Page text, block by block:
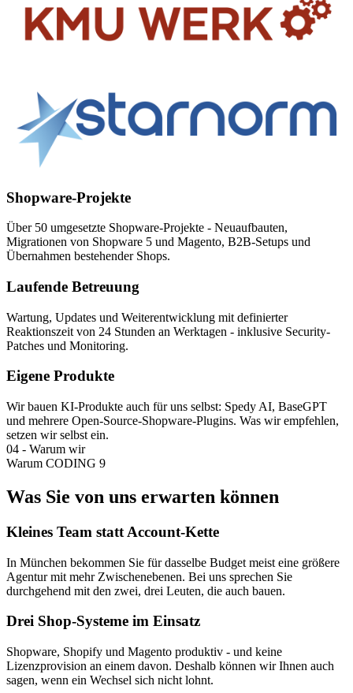
Shopware-Projekte
Über 50 umgesetzte Shopware-Projekte - Neuaufbauten,
Migrationen von Shopware 5 und Magento, B2B-Setups und
Übernahmen bestehender Shops.
Laufende Betreuung
Wartung, Updates und Weiterentwicklung mit definierter
Reaktionszeit von 24 Stunden an Werktagen - inklusive Security-
Patches und Monitoring.
Eigene Produkte
Wir bauen KI-Produkte auch für uns selbst: Spedy AI, BaseGPT
und mehrere Open-Source-Shopware-Plugins. Was wir empfehlen,
setzen wir selbst ein.
04 - Warum wir
Warum CODING 9
Was Sie von uns erwarten können
Kleines Team statt Account-Kette
In München bekommen Sie für dasselbe Budget meist eine größere
Agentur mit mehr Zwischenebenen. Bei uns sprechen Sie
durchgehend mit den zwei, drei Leuten, die auch bauen.
Drei Shop-Systeme im Einsatz
Shopware, Shopify und Magento produktiv - und keine
Lizenzprovision an einem davon. Deshalb können wir Ihnen auch
sagen, wenn ein Wechsel sich nicht lohnt.